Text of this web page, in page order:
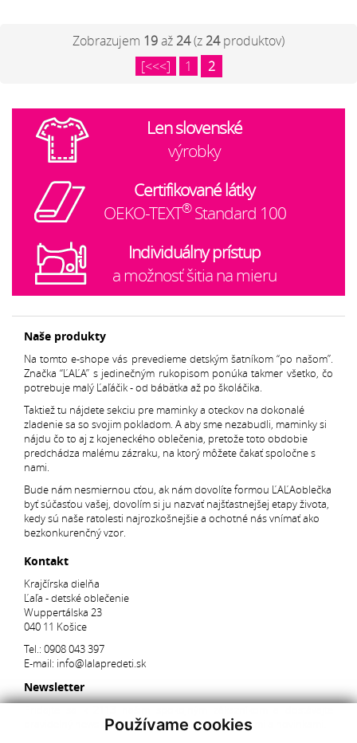
Používame cookies
Zobrazujem 19až 24(z 24produktov)
[<<<]
1 2
Len slovenské
výrobky
Certifikované látky
OEKO-TEXT®Standard 100
Individuálny prístup
a možnosť šitia na mieru
Naše produkty
Na tomto e-shope vás prevedieme detským šatníkom “po našom”.
Značka “ĽAĽA” s jedinečným rukopisom ponúka takmer všetko, čo
potrebuje malý Ľaľáčik - od bábätka až po školáčika.
Taktiež tu nájdete sekciu pre maminky a oteckov na dokonalé
zladenie sa so svojim pokladom. A aby sme nezabudli, maminky si
nájdu čo to aj z kojeneckého oblečenia, pretože toto obdobie
predchádza malému zázraku, na ktorý môžete čakať spoločne s
nami.
Bude nám nesmiernou cťou, ak nám dovolíte formou ĽAĽAoblečka
byť súčasťou vašej, dovolím si ju nazvať najšťastnejšej etapy života,
kedy sú naše ratolesti najrozkošnejšie a ochotné nás vnímať ako
bezkonkurenčný vzor.
Kontakt
Krajčírska dielňa
Ľaľa - detské oblečenie
Wuppertálska 23
040 11 Košice
Tel.: 0908 043 397
E-mail: info@lalapredeti.sk
Newsletter
pravidelný newsletter s aktuálnymi akciami, súťažami a novinkami.